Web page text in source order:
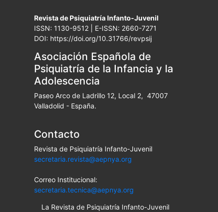
Revista de Psiquiatría Infanto-Juvenil
ISSN: 1130-9512 | E-ISSN: 2660-7271
DOI: https://doi.org/10.31766/revpsij
Asociación Española de
Psiquiatría de la Infancia y la
Adolescencia
Paseo Arco de Ladrillo 12, Local 2, 47007
Valladolid - España.
Contacto
Revista de Psiquiatría Infanto-Juvenil
secretaria.revista@aepnya.org
Correo Institucional:
secretaria.tecnica@aepnya.org
La Revista de Psiquiatría Infanto-Juvenil